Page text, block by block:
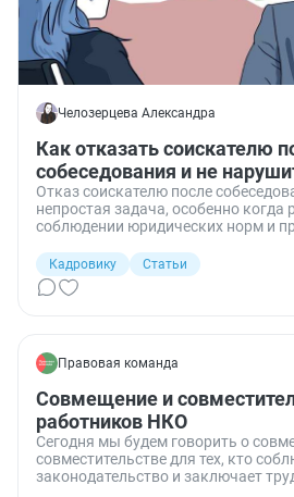
Челозерцева Александра
Как отказать соискателю
собеседования и не
Отказ соискателю после
непростая задача, особенно когда
соблюдении юридических норм и
ситуациями, когда необходимо
корректно сообщить кандидату о
его дальше в процессе найма.
профессиональные отношения и
Кадровику
Статьи
Правовая команда
Совмещение и
работников НКО
Сегодня мы будем говорить о
совместительстве для тех, кто
законодательство и заключает